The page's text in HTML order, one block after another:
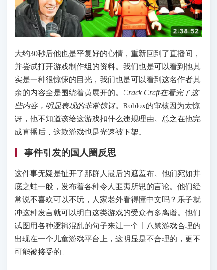
大约30秒后他也是平复好的心情，重新回到了直播间，
并尝试打开游戏制作组的资料。我们也是可以看到他其
实是一种很惊悚的目光，我们也是可以看到这名作者其
余的内容全是围绕着黄展开的。 Crack Craft在看完了这
些内容，明显表现的非常惊讶。 Roblox的审核因为太惊
讶，他不知道该给这游戏扣什么违规理由。总之在他完
成直播后，这款游戏也是光速被下架。
事件引发的国人圈反思
这件事无疑是扯开了那群人最后的遮羞布。他们宛如井
底之蛙一般，发布着各种令人匪夷所思的言论。他们经
常说不喜欢可以不玩，人家老外看得懂中文吗？乐子就
冲这种发言就可以明白这类游戏的受众有多离谱。他们
试图用各种逻辑混乱的句子来让一个十八禁游戏合理的
出现在一个儿童游戏平台上，这明显是不合理的，更不
可能被接受的。